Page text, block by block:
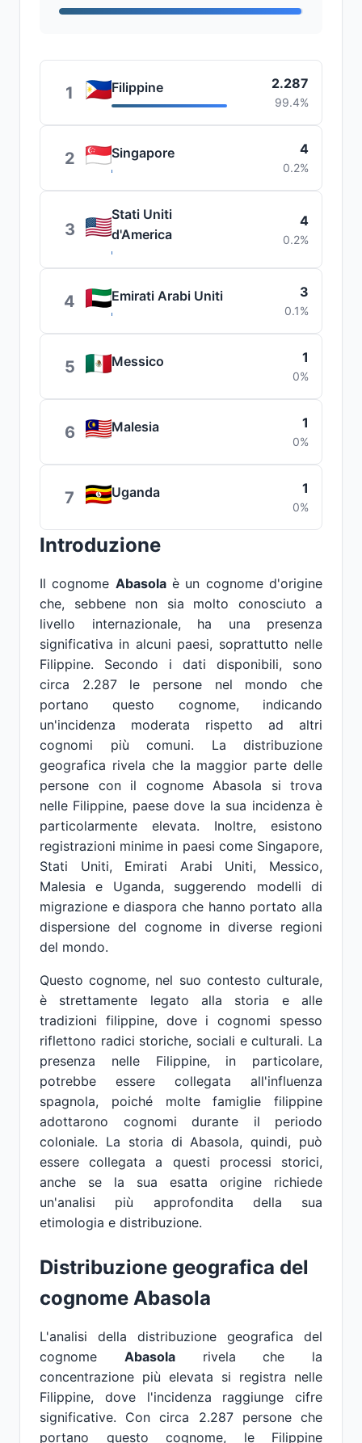
1 Filippine 2.287
99.4%
2 Singapore 4
0.2%
3
Stati Uniti
d'America
4
0.2%
4 Emirati Arabi Uniti 3
0.1%
5 Messico 1
0%
6 Malesia 1
0%
7 Uganda 1
0%
Introduzione
Il cognome Abasolaè un cognome d'origine
che, sebbene non sia molto conosciuto a
livello internazionale, ha una presenza
significativa in alcuni paesi, soprattutto nelle
Filippine. Secondo i dati disponibili, sono
circa 2.287 le persone nel mondo che
portano questo cognome, indicando
un'incidenza moderata rispetto ad altri
cognomi più comuni. La distribuzione
geografica rivela che la maggior parte delle
persone con il cognome Abasola si trova
nelle Filippine, paese dove la sua incidenza è
particolarmente elevata. Inoltre, esistono
registrazioni minime in paesi come Singapore,
Stati Uniti, Emirati Arabi Uniti, Messico,
Malesia e Uganda, suggerendo modelli di
migrazione e diaspora che hanno portato alla
dispersione del cognome in diverse regioni
del mondo.
Questo cognome, nel suo contesto culturale,
è strettamente legato alla storia e alle
tradizioni filippine, dove i cognomi spesso
riflettono radici storiche, sociali e culturali. La
presenza nelle Filippine, in particolare,
potrebbe essere collegata all'influenza
spagnola, poiché molte famiglie filippine
adottarono cognomi durante il periodo
coloniale. La storia di Abasola, quindi, può
essere collegata a questi processi storici,
anche se la sua esatta origine richiede
un'analisi più approfondita della sua
etimologia e distribuzione.
Distribuzione geografica del
cognome Abasola
L'analisi della distribuzione geografica del
cognome Abasolarivela che la
concentrazione più elevata si registra nelle
Filippine, dove l'incidenza raggiunge cifre
significative. Con circa 2.287 persone che
portano questo cognome, le Filippine